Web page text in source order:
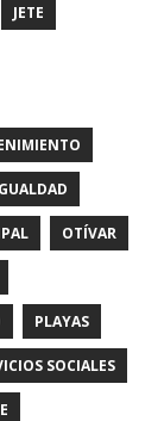
JETE
OTÍVAR
PLAYAS
SOCIALES